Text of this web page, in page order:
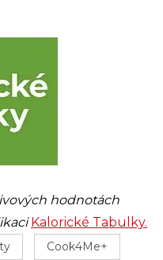
hodnotách
Kalorické Tabulky.
Cook4Me+